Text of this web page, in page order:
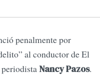
penalmente por
al conductor de El
Nancy Pazos.